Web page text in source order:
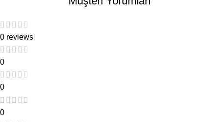
0 reviews
0
0
0